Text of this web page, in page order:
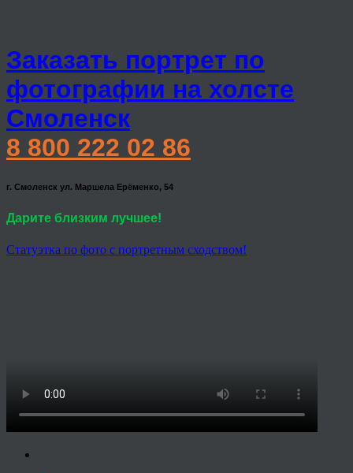
Заказать портрет по
фотографии на холсте
Смоленск
8 800 222 02 86
г. Смоленск ул. Маршела Ерёменко, 54
Дарите близким лучшее!
Статуэтка по фото с портретным сходством!